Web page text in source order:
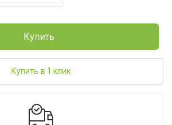
Купить
Купить в 1 клик